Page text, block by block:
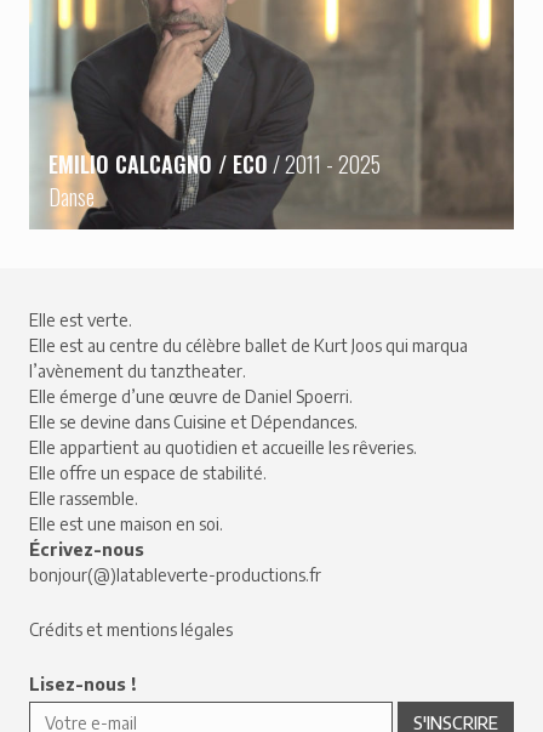
EMILIO CALCAGNO / ECO/ 2011 - 2025
Danse
Elle est verte.
Elle est au centre du célèbre ballet de Kurt Joos qui marqua
l’avènement du tanztheater.
Elle émerge d’une œuvre de Daniel Spoerri.
Elle se devine dans Cuisine et Dépendances.
Elle appartient au quotidien et accueille les rêveries.
Elle offre un espace de stabilité.
Elle rassemble.
Elle est une maison en soi.
Écrivez-nous
bonjour(@)latableverte-productions.fr
Crédits et mentions légales
Lisez-nous !